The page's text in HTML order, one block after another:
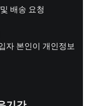
배송 요청
자 본인이 개인정보